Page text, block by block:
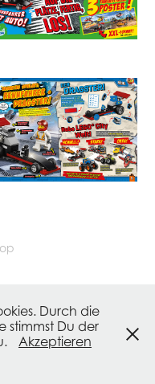
Durch die
stimmst Du der
Akzeptieren